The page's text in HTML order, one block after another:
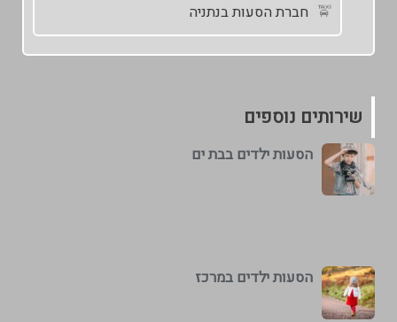
חברת הסעות בנתניה
שירותים נוספים
הסעות ילדים בבת ים
הסעות ילדים במרכז